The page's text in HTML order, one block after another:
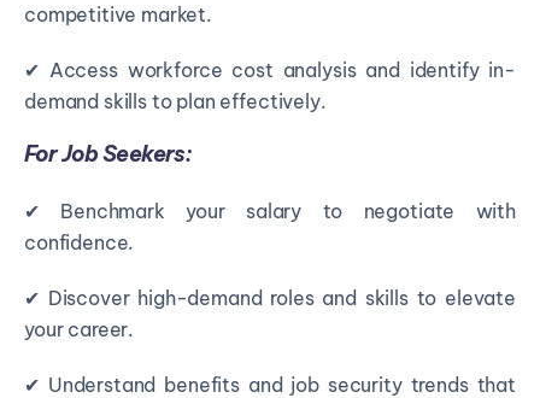
competitive market.
✔ Access workforce cost analysis and identify in-
demand skills to plan effectively.
For Job Seekers:
✔ Benchmark your salary to negotiate with
confidence.
✔ Discover high-demand roles and skills to elevate
your career.
✔ Understand benefits and job security trends that